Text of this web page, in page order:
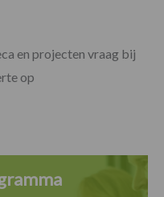
en projecten vraag bij
op